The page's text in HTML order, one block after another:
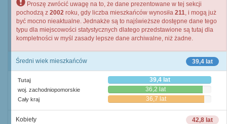
Proszę zwrócić uwagę na to, że dane prezentowane w tej sekcji
pochodzą z 2002 roku, gdy liczba mieszkańców wynosiła 211, i mogą już
być mocno nieaktualne. Jednakże są to najświeższe dostępne dane tego
typu dla miejscowości statystycznych dlatego przedstawione są tutaj dla
kompletności w myśl zasady lepsze dane archiwalne, niż żadne.
39,4 lat
Średni wiek mieszkańców
Tutaj 39,4 lat
woj. zachodniopomorskie 36,2 lat
Cały kraj 36,7 lat
42,8 lat
Kobiety